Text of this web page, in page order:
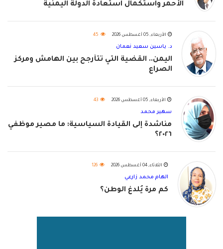
الأحمر واستكمال استعادة الدولة اليمنية
الأربعاء, 05 أغسطس 2026 45
د. ياسين سعيد نعمان
اليمن.. القضية التي تتأرجح بين الهامش ومركز
الصراع
الأربعاء, 05 أغسطس 2026 43
سهير محمد
مناشدة إلى القيادة السياسية: ما مصير موظفي
٢٠٢٦؟
الثلاثاء, 04 أغسطس 2026 126
الهام محمد زارعي
كم مرة يُلدغ الوطن؟